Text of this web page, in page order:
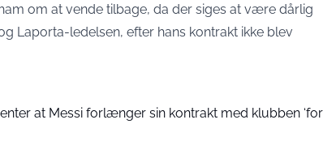
om at vende tilbage, da der siges at være dårlig
Laporta-ledelsen, efter hans kontrakt ikke blev
at Messi forlænger sin kontrakt med klubben ‘for